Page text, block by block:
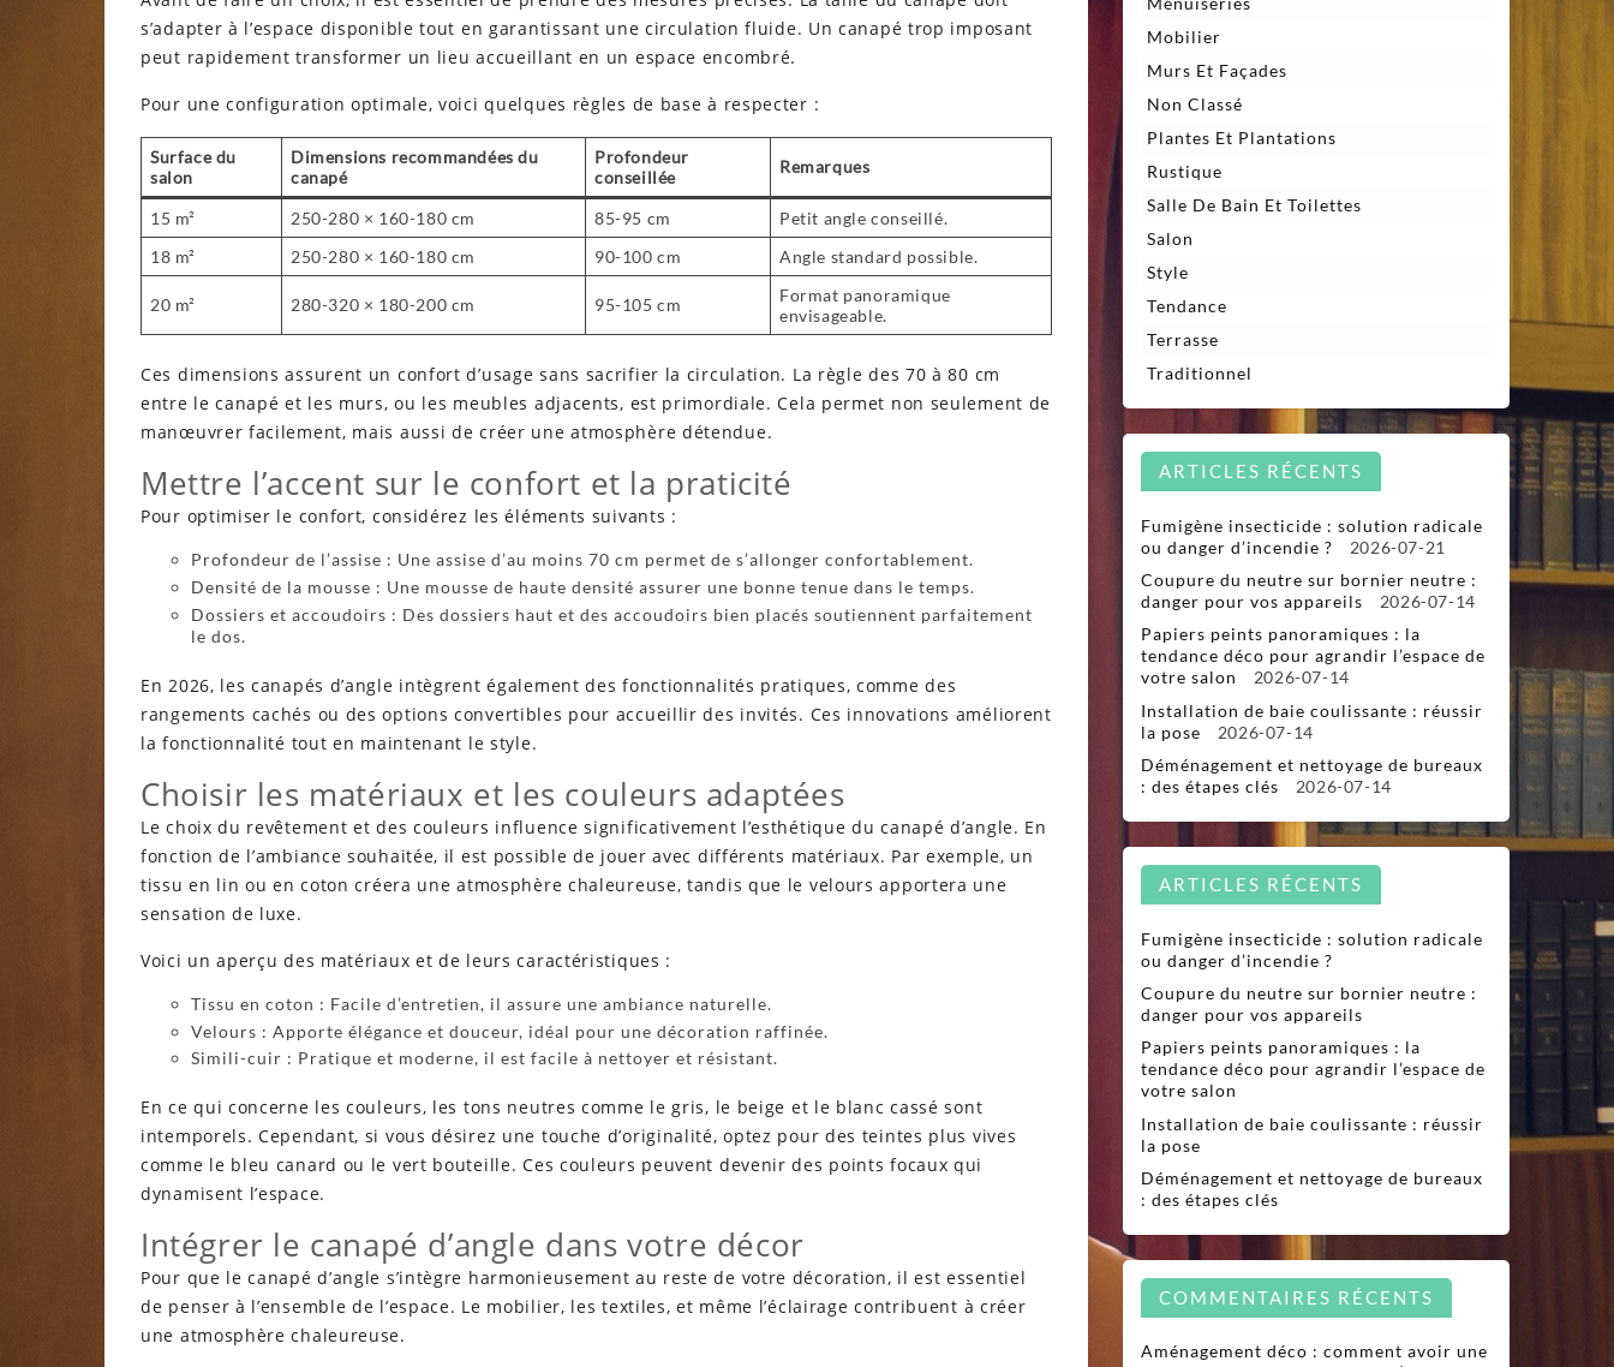
s’adapter à l’espace disponible tout en garantissant une circulation fluide. Un canapé trop imposant
peut rapidement transformer un lieu accueillant en un espace encombré.
Pour une configuration optimale, voici quelques règles de base à respecter :
Surface du
salon
Dimensions recommandées du
canapé
Profondeur
conseillée
Remarques
15 m² 250-280 × 160-180 cm 85-95 cm
Petit angle conseillé.
18 m²
250-280 × 160-180 cm 90-100 cm Angle standard possible.
20 m² 280-320 × 180-200 cm 95-105 cm
Format panoramique
envisageable.
Ces dimensions assurent un confort d’usage sans sacrifier la circulation. La règle des 70 à 80 cm
entre le canapé et les murs, ou les meubles adjacents, est primordiale. Cela permet non seulement de
manœuvrer facilement, mais aussi de créer une atmosphère détendue.
Mettre l’accent sur le confort et la praticité
Pour optimiser le confort, considérez les éléments suivants :
Profondeur de l’assise : Une assise d’au moins 70 cm permet de s’allonger confortablement.
Densité de la mousse : Une mousse de haute densité assurer une bonne tenue dans le temps.
Dossiers et accoudoirs : Des dossiers haut et des accoudoirs bien placés soutiennent parfaitement
le dos.
En 2026, les canapés d’angle intègrent également des fonctionnalités pratiques, comme des
rangements cachés ou des options convertibles pour accueillir des invités. Ces innovations améliorent
la fonctionnalité tout en maintenant le style.
Choisir les matériaux et les couleurs adaptées
Le choix du revêtement et des couleurs influence significativement l’esthétique du canapé d’angle. En
fonction de l’ambiance souhaitée, il est possible de jouer avec différents matériaux. Par exemple, un
tissu en lin ou en coton créera une atmosphère chaleureuse, tandis que le velours apportera une
sensation de luxe.
Voici un aperçu des matériaux et de leurs caractéristiques :
Tissu en coton : Facile d’entretien, il assure une ambiance naturelle.
Velours : Apporte élégance et douceur, idéal pour une décoration raffinée.
Simili-cuir : Pratique et moderne, il est facile à nettoyer et résistant.
En ce qui concerne les couleurs, les tons neutres comme le gris, le beige et le blanc cassé sont
intemporels. Cependant, si vous désirez une touche d’originalité, optez pour des teintes plus vives
comme le bleu canard ou le vert bouteille. Ces couleurs peuvent devenir des points focaux qui
dynamisent l’espace.
Intégrer le canapé d’angle dans votre décor
Pour que le canapé d’angle s’intègre harmonieusement au reste de votre décoration, il est essentiel
de penser à l’ensemble de l’espace. Le mobilier, les textiles, et même l’éclairage contribuent à créer
une atmosphère chaleureuse.
Mobilier
Murs Et Façades
Non Classé
Plantes Et Plantations
Rustique
Salle De Bain Et Toilettes
Salon
Style
Tendance
Terrasse
Traditionnel
ARTICLES RÉCENTS
Fumigène insecticide : solution radicale
ou danger d’incendie ?
2026-07-21
Coupure du neutre sur bornier neutre :
danger pour vos appareils
2026-07-14
Papiers peints panoramiques : la
tendance déco pour agrandir l’espace de
votre salon
2026-07-14
Installation de baie coulissante : réussir
la pose
2026-07-14
Déménagement et nettoyage de bureaux
: des étapes clés
2026-07-14
ARTICLES RÉCENTS
Fumigène insecticide : solution radicale
ou danger d’incendie ?
Coupure du neutre sur bornier neutre :
danger pour vos appareils
Papiers peints panoramiques : la
tendance déco pour agrandir l’espace de
votre salon
Installation de baie coulissante : réussir
la pose
Déménagement et nettoyage de bureaux
: des étapes clés
COMMENTAIRES RÉCENTS
Aménagement déco : comment avoir une